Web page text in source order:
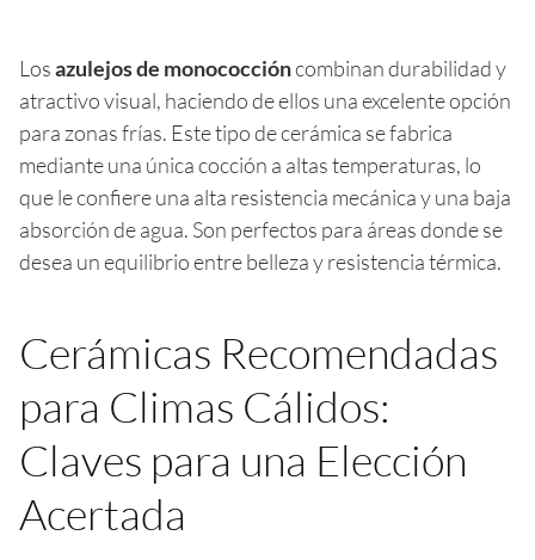
Losazulejos de monococcióncombinan durabilidad y
atractivo visual, haciendo de ellos una excelente opción
para zonas frías. Este tipo de cerámica se fabrica
mediante una única cocción a altas temperaturas, lo
que le confiere una alta resistencia mecánica y una baja
absorción de agua. Son perfectos para áreas donde se
desea un equilibrio entre belleza y resistencia térmica.
Cerámicas Recomendadas
para Climas Cálidos:
Claves para una Elección
Acertada